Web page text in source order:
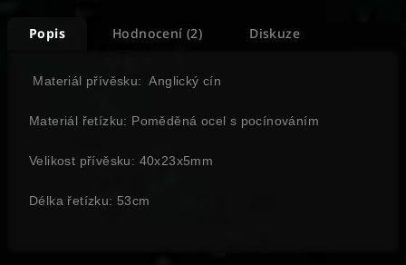
Popis Hodnocení (2) Diskuze
Materiál přívěsku: Anglický cín
Materiál řetízku: Poměděná ocel s pocínováním
Velikost přívěsku: 40x23x5mm
Délka řetízku: 53cm